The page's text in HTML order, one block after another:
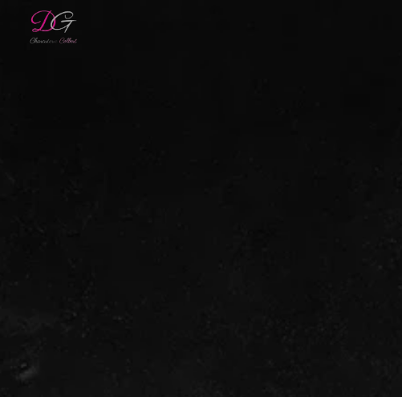
Panneau de gestion des cookies